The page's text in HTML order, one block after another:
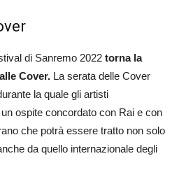
di Sanremo 2022 torna la
Cover. La serata delle Cover
la quale gli artisti
ospite concordato con Rai e con
che potrà essere tratto non solo
da quello internazionale degli